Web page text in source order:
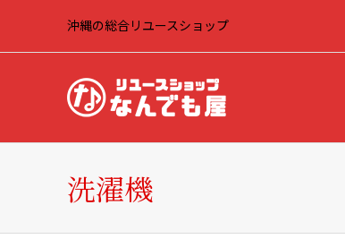
沖縄の総合リユースショップ
洗濯機